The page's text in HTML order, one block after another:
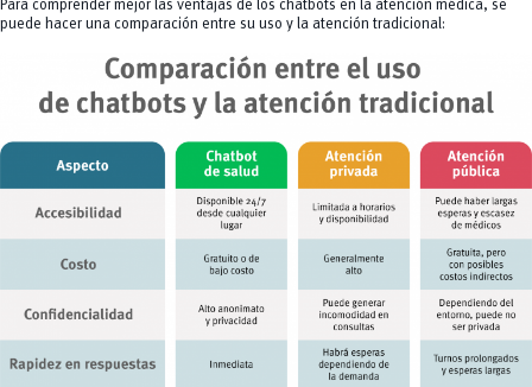
Para comprender mejor las ventajas de los chatbots en la atención médica, se
puede hacer una comparación entre su uso y la atención tradicional: